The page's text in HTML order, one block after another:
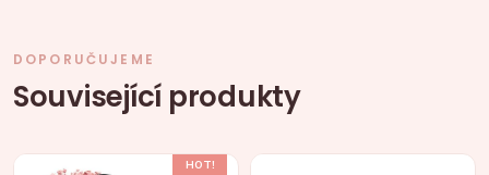
DOPORUČUJEME
Související produkty
HOT!